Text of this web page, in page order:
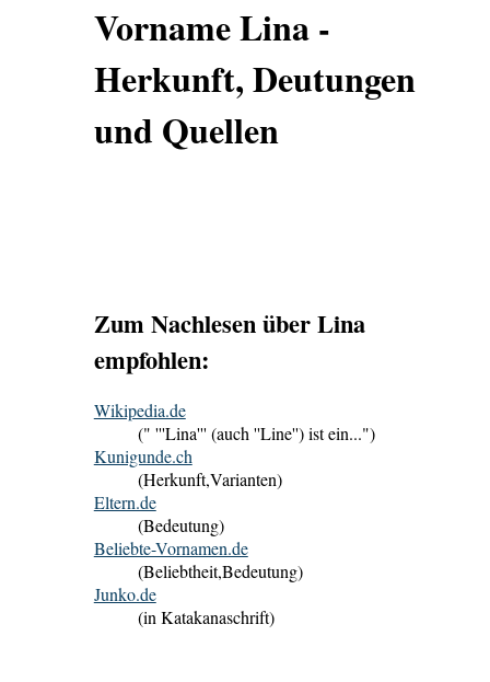
Vorname Lina -
Herkunft, Deutungen
und Quellen
Zum Nachlesen über Lina
empfohlen:
Wikipedia.de
(" '''Lina''' (auch ''Line'') ist ein...")
Kunigunde.ch
(Herkunft,Varianten)
Eltern.de
(Bedeutung)
Beliebte-Vornamen.de
(Beliebtheit,Bedeutung)
Junko.de
(in Katakanaschrift)